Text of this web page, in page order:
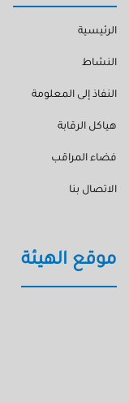
الرئيسية
النشاط
النفاذ إلى المعلومة
هياكل الرقابة
فضاء المراقب
الاتصال بنا
موقع الهيئة